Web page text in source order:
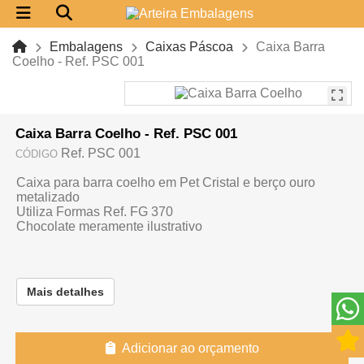
Embalagens Caixas Páscoa
Caixa Barra
Coelho - Ref. PSC 001
Caixa Barra Coelho - Ref. PSC 001
CÓDIGO Ref. PSC 001
Caixa para barra coelho em Pet Cristal e berço ouro
metalizado
Utiliza Formas Ref. FG 370
Chocolate meramente ilustrativo
Mais detalhes
Adicionar ao orçamento